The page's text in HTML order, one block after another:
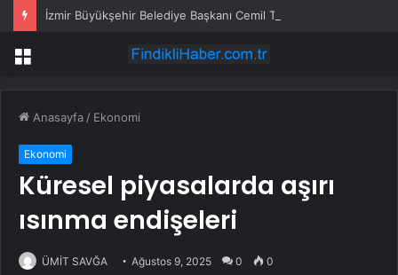
Menü
Anasayfa / Ekonomi
Ekonomi
Küresel piyasalarda aşırı
ısınma endişeleri
ÜMİT SAVĞA Ağustos 9, 2025 0 0